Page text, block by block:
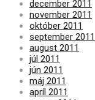
december 2011
november 2011
október 2011
september 2011
august 2011
júl 2011
jún 2011
máj 2011
apríl 2011